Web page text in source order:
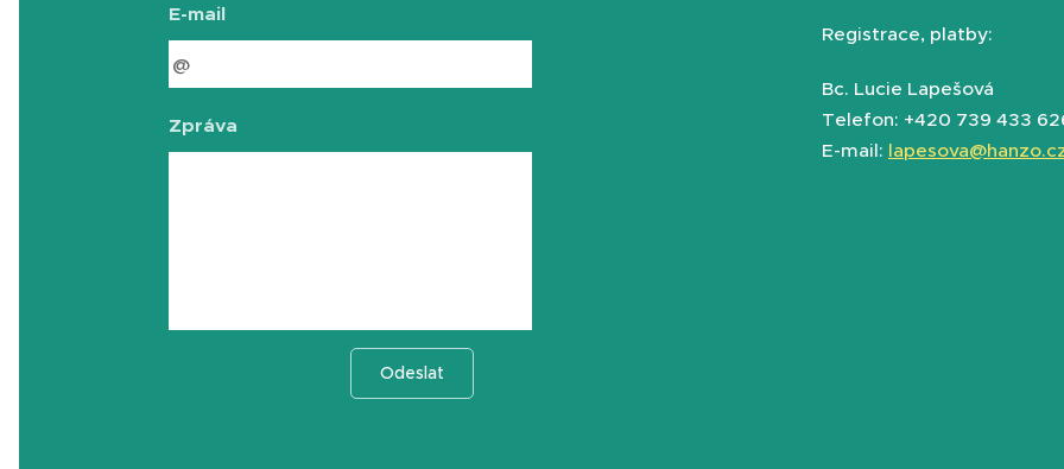
E-mail
Zpráva
Odeslat
Registrace, platby:
Bc. Lucie Lapešová
Telefon: +420 739 433
E-mail: lapesova@hanzo.c